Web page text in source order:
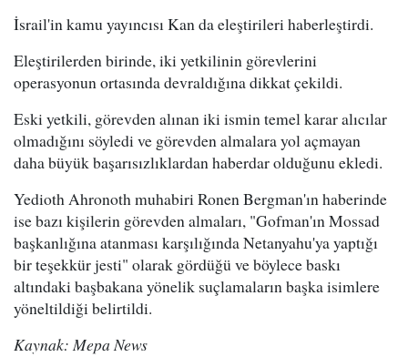
İsrail'in kamu yayıncısı Kan da eleştirileri haberleştirdi.
Eleştirilerden birinde, iki yetkilinin görevlerini
operasyonun ortasında devraldığına dikkat çekildi.
Eski yetkili, görevden alınan iki ismin temel karar alıcılar
olmadığını söyledi ve görevden almalara yol açmayan
daha büyük başarısızlıklardan haberdar olduğunu ekledi.
Yedioth Ahronoth muhabiri Ronen Bergman'ın haberinde
ise bazı kişilerin görevden almaları, "Gofman'ın Mossad
başkanlığına atanması karşılığında Netanyahu'ya yaptığı
bir teşekkür jesti" olarak gördüğü ve böylece baskı
altındaki başbakana yönelik suçlamaların başka isimlere
yöneltildiği belirtildi.
Kaynak: Mepa News